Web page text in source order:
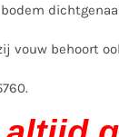
vouw behoort